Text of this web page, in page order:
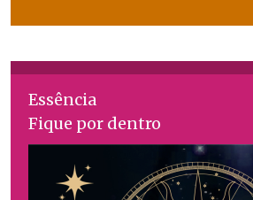
Essência
Fique por dentro